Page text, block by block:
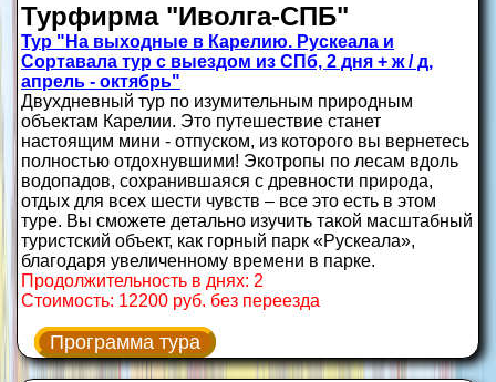
Турфирма "Иволга-СПБ"
Тур "На выходные в Карелию. Рускеала и
Сортавала тур с выездом из СПб, 2 дня + ж / д,
апрель - октябрь"
Двухдневный тур по изумительным природным
объектам Карелии. Это путешествие станет
настоящим мини - отпуском, из которого вы вернетесь
полностью отдохнувшими! Экотропы по лесам вдоль
водопадов, сохранившаяся с древности природа,
отдых для всех шести чувств – все это есть в этом
туре. Вы сможете детально изучить такой масштабный
туристский объект, как горный парк «Рускеала»,
благодаря увеличенному времени в парке.
Продолжительность в днях: 2
Стоимость: 12200 руб. без переезда
Программа тура